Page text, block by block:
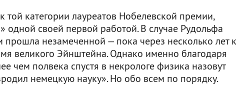
той категории лауреатов Нобелевской премии,
одной своей первой работой. В случае Рудольфа
незамеченной — пока через несколько лет к
великого Эйнштейна. Однако именно благодаря
чем полвека спустя в некрологе физика назовут
немецкую науку». Но обо всем по порядку.